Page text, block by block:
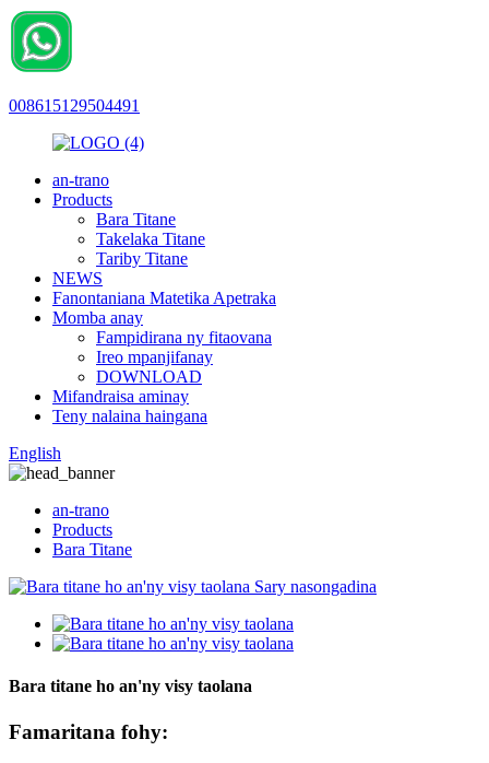
008615129504491
an-trano
Products
Bara Titane
Takelaka Titane
Tariby Titane
NEWS
Fanontaniana Matetika Apetraka
Momba anay
Fampidirana ny fitaovana
Ireo mpanjifanay
DOWNLOAD
Mifandraisa aminay
Teny nalaina haingana
English
an-trano
Products
Bara Titane
Bara titane ho an'ny visy taolana
Famaritana fohy: